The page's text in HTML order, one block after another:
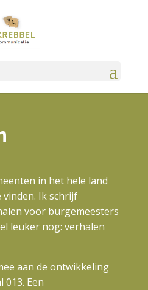
in het hele land
Ik schrijf
voor burgemeesters
leuker nog: verhalen
aan de ontwikkeling
013. Een